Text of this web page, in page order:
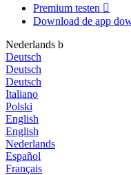
Premium testen 
Download de app
Nederlands b
Deutsch
Deutsch
Deutsch
Italiano
Polski
English
English
Nederlands
Español
Français